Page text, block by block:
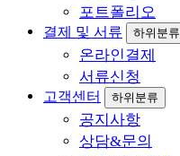
포트폴리오
결제 및 서류 하위분류
온라인결제
서류신청
고객센터 하위분류
공지사항
상담&문의